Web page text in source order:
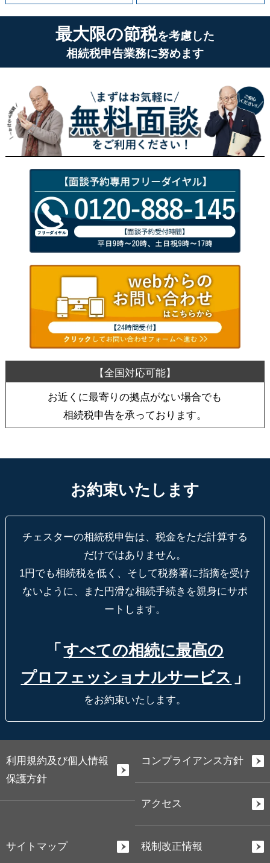
最大限の節税を考慮した
相続税申告業務に努めます
お近くに最寄りの拠点がない場合でも
相続税申告を承っております。
お約束いたします
チェスターの相続税申告は、税金をただ計算する
だけではありません。
1円でも相続税を低く、そして税務署に指摘を受け
ないように、
また円滑な相続手続きを親身にサポ
ートします。
「 すべての相続に最高の
プロフェッショナルサービス 」
をお約束いたします。
利用規約及び個人情報
保護方針
コンプライアンス方針
アクセス
サイトマップ 税制改正情報